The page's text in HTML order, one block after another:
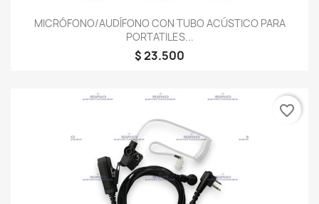
MICRÓFONO/AUDÍFONO CON TUBO ACÚSTICO PARA
PORTATILES...
$ 23.500
favorite_border